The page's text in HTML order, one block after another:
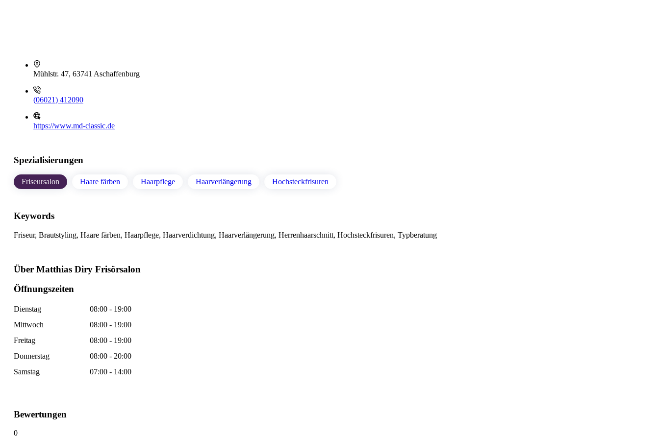
Mühlstr. 47, 63741 Aschaffenburg
(06021) 412090
https://www.md-classic.de
Spezialisierungen
Friseursalon Haare färben Haarpflege Haarverlängerung Hochsteckfrisuren
Keywords
Friseur, Brautstyling, Haare färben, Haarpflege, Haarverdichtung, Haarverlängerung, Herrenhaarschnitt, Hochsteckfrisuren, Typberatung
Über Matthias Diry Frisörsalon
Öffnungszeiten
Dienstag
08:00 - 19:00
Mittwoch
08:00 - 19:00
Freitag
08:00 - 19:00
Donnerstag
08:00 - 20:00
Samstag
07:00 - 14:00
Bewertungen
0